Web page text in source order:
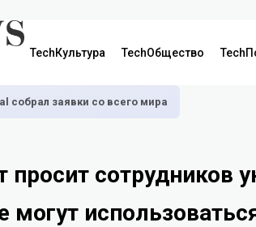
TechКультура TechОбщество
собрал заявки со всего мира
просит сотрудников
могут